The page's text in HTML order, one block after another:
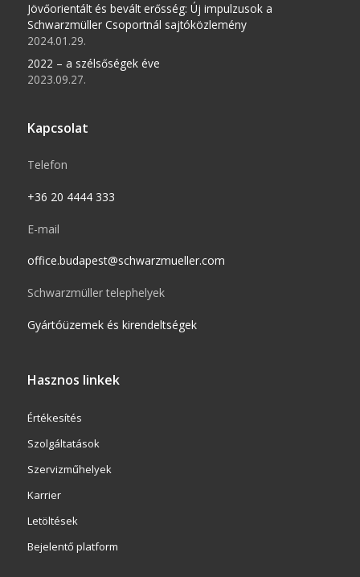
Jövőorientált és bevált erősség: Új impulzusok a
Schwarzmüller Csoportnál sajtóközlemény
2024.01.29.
2022 – a szélsőségek éve
2023.09.27.
Kapcsolat
Telefon
+36 20 4444 333
E-mail
office.budapest@schwarzmueller.com
Schwarzmüller telephelyek
Gyártóüzemek és kirendeltségek
Hasznos linkek
Értékesítés
Szolgáltatások
Szervizműhelyek
Karrier
Letöltések
Bejelentő platform